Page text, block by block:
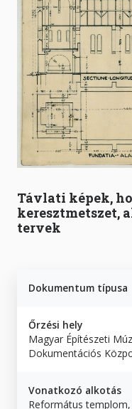
Távlati képek,
keresztmetszet,
tervek
Dokumentum típusa
Őrzési hely
Magyar Építészeti
Dokumentációs
Vonatkozó alkotás
Református